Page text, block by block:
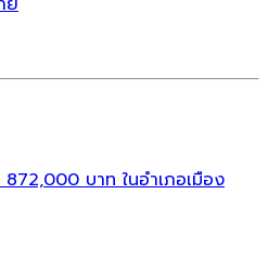
บาท ในอำเภอเมือง